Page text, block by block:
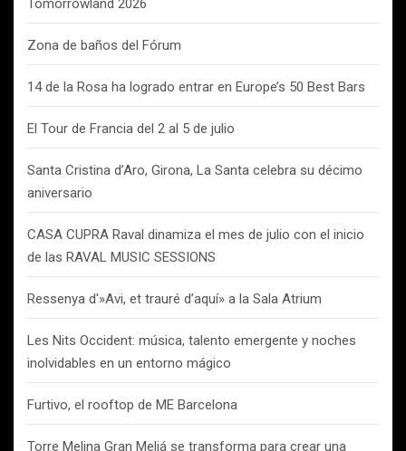
Tomorrowland 2026
Zona de baños del Fórum
14 de la Rosa ha logrado entrar en Europe’s 50 Best Bars
El Tour de Francia del 2 al 5 de julio
Santa Cristina d’Aro, Girona, La Santa celebra su décimo
aniversario
CASA CUPRA Raval dinamiza el mes de julio con el inicio
de las RAVAL MUSIC SESSIONS
Ressenya d'»Avi, et trauré d’aquí» a la Sala Atrium
Les Nits Occident: música, talento emergente y noches
inolvidables en un entorno mágico
Furtivo, el rooftop de ME Barcelona
Torre Melina Gran Meliá se transforma para crear una